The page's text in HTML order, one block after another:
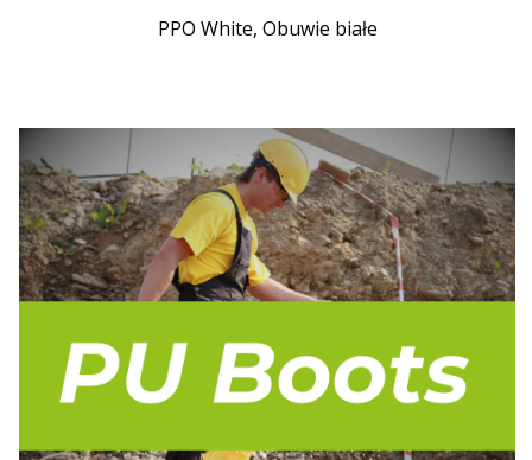
PPO White, Obuwie białe